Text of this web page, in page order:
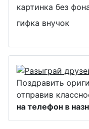
картинка без
гифка внучок
Поздравить
отправив
на телефон в